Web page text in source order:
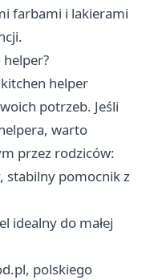
farbami i lakierami
helper
potrzeb. Jeśli
warto
przez rodziców:
stabilny pomocnik z
idealny do małej
polskiego